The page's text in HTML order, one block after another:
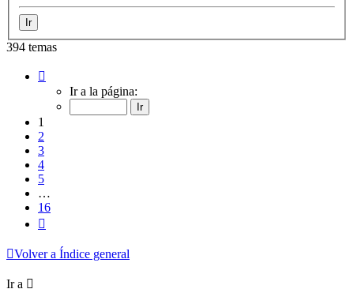
394 temas
Ir a la página:
1
2
3
4
5
…
16
Volver a Índice general
Ir a